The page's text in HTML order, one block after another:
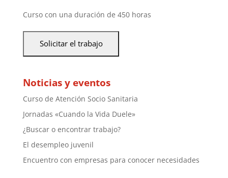
Curso con una duración de 450 horas
Noticias y eventos
Curso de Atención Socio Sanitaria
Jornadas «Cuando la Vida Duele»
¿Buscar o encontrar trabajo?
El desempleo juvenil
Encuentro con empresas para conocer necesidades